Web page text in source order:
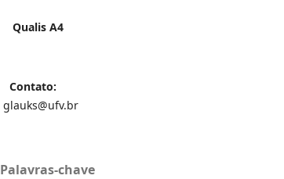
Qualis A4
Contato:
glauks@ufv.br
Palavras-chave